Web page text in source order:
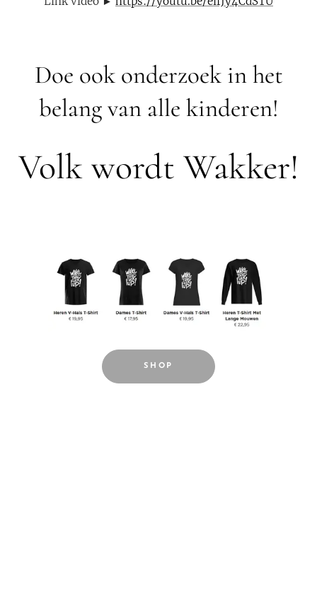
Doe ook onderzoek in het
belang van alle kinderen!
Volk wordt Wakker!
SHOP